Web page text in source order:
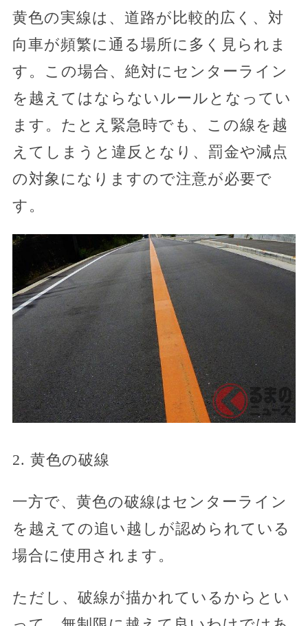
黄色の実線は、道路が比較的広く、対
向車が頻繁に通る場所に多く見られま
す。この場合、絶対にセンターライン
を越えてはならないルールとなってい
ます。たとえ緊急時でも、この線を越
えてしまうと違反となり、罰金や減点
の対象になりますので注意が必要で
す。
2. 黄色の破線
一方で、黄色の破線はセンターライン
を越えての追い越しが認められている
場合に使用されます。
ただし、破線が描かれているからとい